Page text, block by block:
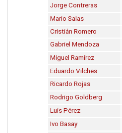
Jorge Contreras
Mario Salas
Cristián Romero
Gabriel Mendoza
Miguel Ramírez
Eduardo Vilches
Ricardo Rojas
Rodrigo Goldberg
Luis Pérez
Ivo Basay